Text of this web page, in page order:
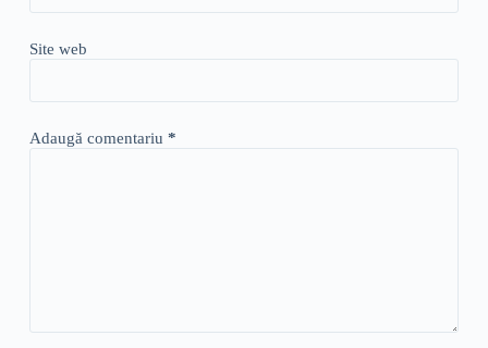
Site web
Adaugă comentariu *